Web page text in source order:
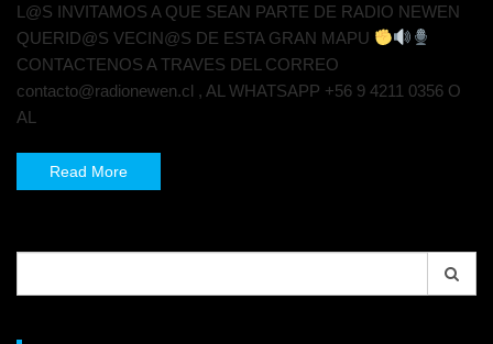
L@S INVITAMOS A QUE SEAN PARTE DE RADIO NEWEN
QUERID@S VECIN@S DE ESTA GRAN MAPU
CONTACTENOS A TRAVES DEL CORREO
contacto@radionewen.cl , AL WHATSAPP +56 9 4211 0356 O
AL
Read More
for: